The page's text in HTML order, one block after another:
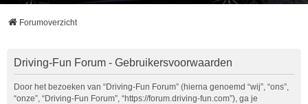
Forumoverzicht
Driving-Fun Forum - Gebruikersvoorwaarden
Door het bezoeken van “Driving-Fun Forum” (hierna genoemd “wij”, “ons”,
“onze”, “Driving-Fun Forum”, “https://forum.driving-fun.com”), ga je